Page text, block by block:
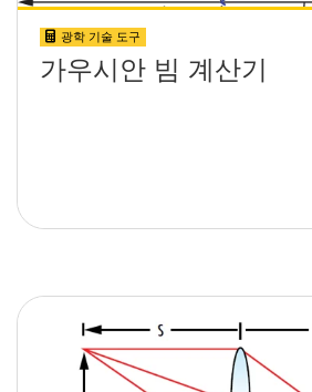
광학 기술 도구
가우시안 빔 계산기